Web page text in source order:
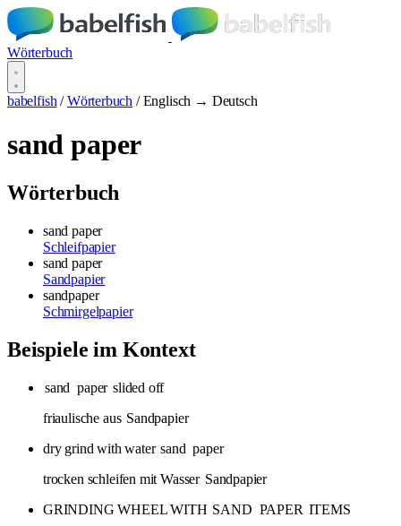
Wörterbuch
babelfish / Wörterbuch / Englisch → Deutsch
sand paper
Wörterbuch
sand paper
Schleifpapier
sand paper
Sandpapier
sandpaper
Schmirgelpapier
Beispiele im Kontext
sand paper slided off
friaulische aus Sandpapier
dry grind with water sand paper
trocken schleifen mit Wasser Sandpapier
GRINDING WHEEL WITH SAND PAPER ITEMS